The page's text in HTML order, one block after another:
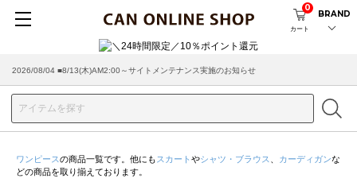
カート
0
BRAND
2026/08/04 ■8/13(木)AM2:00～サイトメンテナンス実施のお知らせ
ワンピースの商品一覧です。他にも スカート やシャツ・ブラウス カーディガンな
どの商品を取り揃えております。